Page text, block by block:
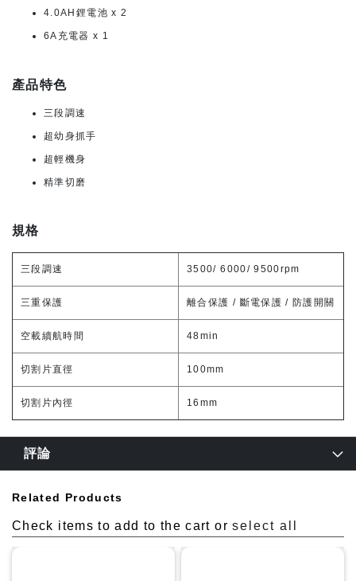
4.0AH鋰電池 x 2
6A充電器 x 1
產品特色
三段調速
超幼身抓手
超輕機身
精準切磨
規格
三段調速 3500/ 6000/ 9500rpm
三重保護 離合保護 / 斷電保護 / 防護開關
空載續航時間 48min
切割片直徑 100mm
切割片內徑 16mm
評論
Related Products
Check items to add to the cart orselect all